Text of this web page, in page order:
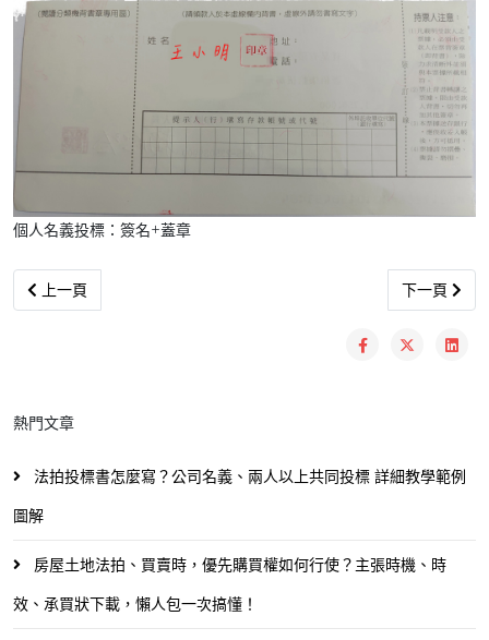
個人名義投標：簽名+蓋章
上一篇文章: 法拍投標書怎麼寫？公司名義、兩人以上共同投標 詳細
上一頁 下一篇文章:
下一頁
熱門文章
法拍投標書怎麼寫？公司名義、兩人以上共同投標 詳細教學範例
圖解
房屋土地法拍、買賣時，優先購買權如何行使？主張時機、時
效、承買狀下載，懶人包一次搞懂！